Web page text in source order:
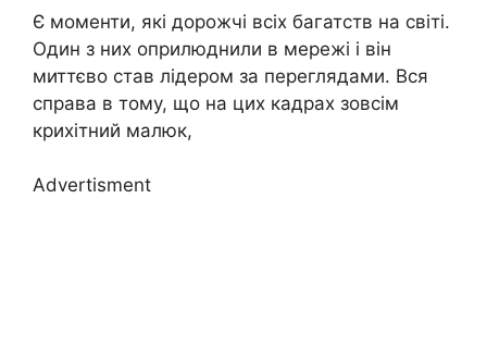
Є моменти, які дорожчі всіх багатств на світі.
Один з них оприлюднили в мережі і він
миттєво став лідером за переглядами. Вся
справа в тому, що на цих кадрах зовсім
крихітний малюк,
Advertisment